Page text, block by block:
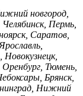
новгород,
Пермь,
Саратов,
Тюмень,
Брянск,
Нижний